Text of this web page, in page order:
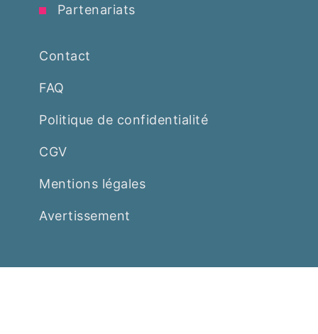
Partenariats
Contact
FAQ
Politique de confidentialité
CGV
Mentions légales
Avertissement